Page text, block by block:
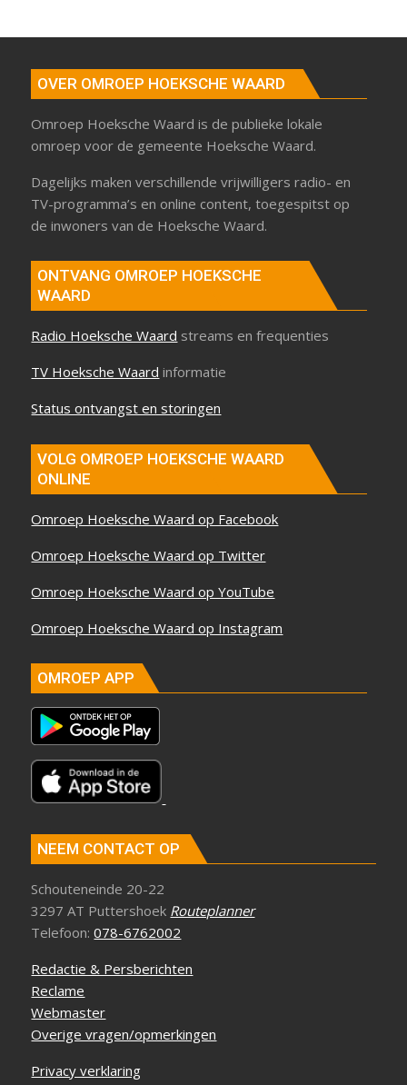
OVER OMROEP HOEKSCHE WAARD
Omroep Hoeksche Waard is de publieke lokale
omroep voor de gemeente Hoeksche Waard.
Dagelijks maken verschillende vrijwilligers radio- en
TV-programma’s en online content, toegespitst op
de inwoners van de Hoeksche Waard.
ONTVANG OMROEP HOEKSCHE
WAARD
Radio Hoeksche Waard streams en frequenties
TV Hoeksche Waard informatie
Status ontvangst en storingen
VOLG OMROEP HOEKSCHE WAARD
ONLINE
Omroep Hoeksche Waard op Facebook
Omroep Hoeksche Waard op Twitter
Omroep Hoeksche Waard op YouTube
Omroep Hoeksche Waard op Instagram
OMROEP APP
NEEM CONTACT OP
Schouteneinde 20-22
3297 AT Puttershoek Routeplanner
Telefoon:078-6762002
Redactie & Persberichten
Reclame
Webmaster
Overige vragen/opmerkingen
Privacy verklaring